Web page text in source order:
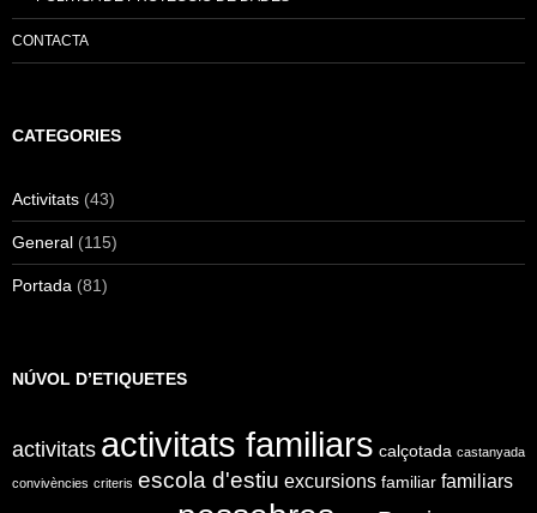
CONTACTA
CATEGORIES
Activitats (43)
General (115)
Portada (81)
NÚVOL D’ETIQUETES
activitats activitats familiars calçotada castanyada
convivències criteris escola d'estiu excursions familiar familiars